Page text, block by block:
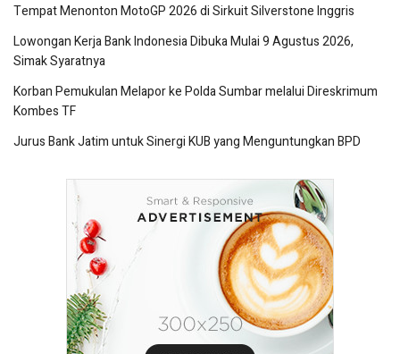
Tempat Menonton MotoGP 2026 di Sirkuit Silverstone Inggris
Lowongan Kerja Bank Indonesia Dibuka Mulai 9 Agustus 2026,
Simak Syaratnya
Korban Pemukulan Melapor ke Polda Sumbar melalui Direskrimum
Kombes TF
Jurus Bank Jatim untuk Sinergi KUB yang Menguntungkan BPD